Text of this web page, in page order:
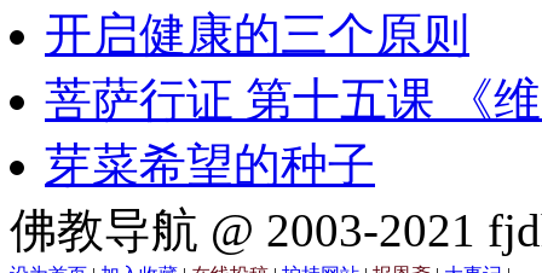
开启健康的三个原则
菩萨行证 第十五课 《
芽菜希望的种子
佛教导航 @ 2003-2021